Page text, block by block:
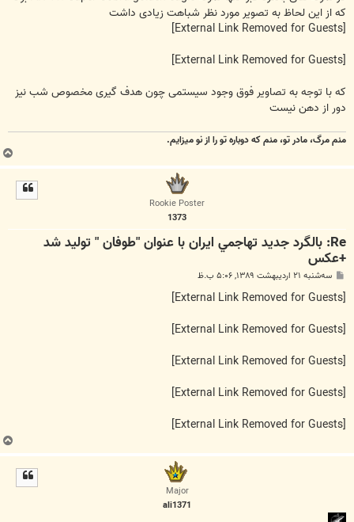
که از این لحاظ به تصویر مورد نظر شباهت زیادی داشت
[External Link Removed for Guests]
[External Link Removed for Guests]
که با توجه به تصاویر فوق وجود سیستمی چون هدف گیری مخصوص شب نیز
دور از دهن نیست
منم مرگ، مادر تو، منم که دوباره تو را از نو میزایم.
Rookie Poster
1373
Re: بالگرد جديد تهاجمي ايران با عنوان "طوفان " توليد شد
+عكس
ت
سه‌شنبه ۲۱ اردیبهشت ۱۳۸۹, ۵:۰۶ ب.ظ
[External Link Removed for Guests]
[External Link Removed for Guests]
[External Link Removed for Guests]
[External Link Removed for Guests]
[External Link Removed for Guests]
Major
ali1371